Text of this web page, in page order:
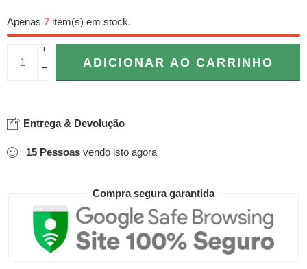
Apenas 7 item(s) em stock.
+
−
ADICIONAR AO CARRINHO
Entrega & Devolução
15 Pessoas vendo isto agora
Compra segura garantida